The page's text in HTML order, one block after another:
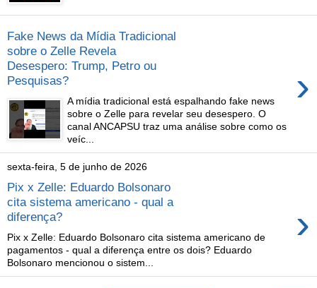
Fake News da Mídia Tradicional
sobre o Zelle Revela
Desespero: Trump, Petro ou
Pesquisas?
›
A mídia tradicional está espalhando fake news
sobre o Zelle para revelar seu desespero. O
canal ANCAPSU traz uma análise sobre como os
veíc...
sexta-feira, 5 de junho de 2026
Pix x Zelle: Eduardo Bolsonaro
cita sistema americano - qual a
diferença?
›
Pix x Zelle: Eduardo Bolsonaro cita sistema americano de
pagamentos - qual a diferença entre os dois? Eduardo
Bolsonaro mencionou o sistem...